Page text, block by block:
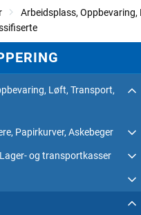
Arbeidsplass,
Løft, Transport,
Papirkurver, Askebeger
og transportkasser